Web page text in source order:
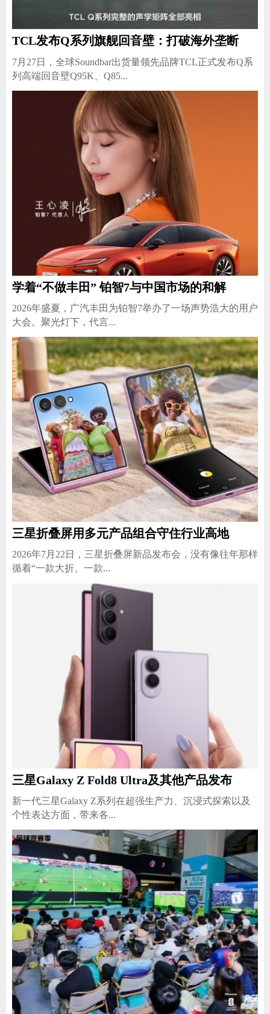
TCL发布Q系列旗舰回音壁：打破海外垄断
7月27日，全球Soundbar出货量领先品牌TCL正式发布Q系
列高端回音壁Q95K、Q85...
学着“不做丰田” 铂智7与中国市场的和解
2026年盛夏，广汽丰田为铂智7举办了一场声势浩大的用户
大会。聚光灯下，代言...
三星折叠屏用多元产品组合守住行业高地
2026年7月22日，三星折叠屏新品发布会，没有像往年那样
循着“一款大折、一款...
三星Galaxy Z Fold8 Ultra及其他产品发布
新一代三星Galaxy Z系列在超强生产力、沉浸式探索以及
个性表达方面，带来各...